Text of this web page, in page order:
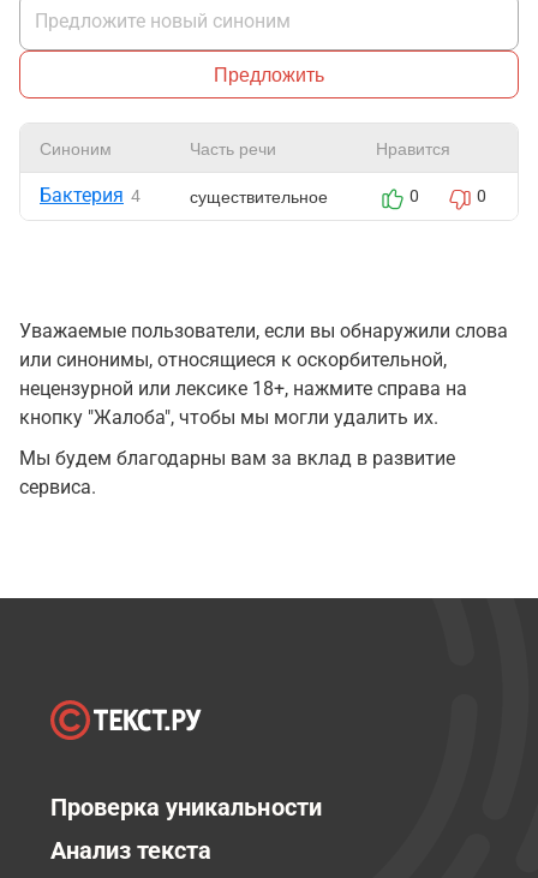
Предложить
Синоним Часть речи Нравится
Бактерия 4 существительное 0 0
Уважаемые пользователи, если вы обнаружили слова
или синонимы, относящиеся к оскорбительной,
нецензурной или лексике 18+, нажмите справа на
кнопку "Жалоба", чтобы мы могли удалить их.
Мы будем благодарны вам за вклад в развитие
сервиса.
Проверка уникальности
Анализ текста